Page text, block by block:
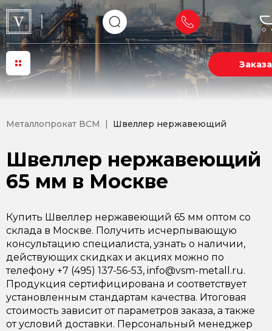
Металлопрокат ВСМ Швеллер нержавеющий
Швеллер нержавеющий
65 мм в Москве
Купить Швеллер нержавеющий 65 мм оптом со
склада в Москве. Получить исчерпывающую
консультацию специалиста, узнать о наличии,
действующих скидках и акциях можно по
телефону +7 (495) 137-56-53, info@vsm-metall.ru.
Продукция сертифицирована и соответствует
установленным стандартам качества. Итоговая
стоимость зависит от параметров заказа, а также
от условий доставки. Персональный менеджер